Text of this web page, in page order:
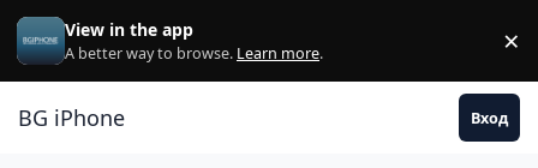
Премини към съдържанието
View in the app
A better way to browse. Learn more. ×
BG iPhone Вход